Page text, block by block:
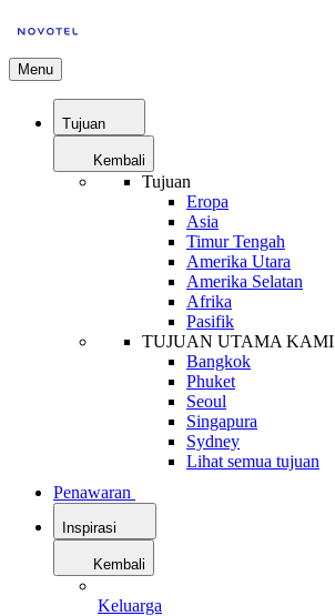
Menu
Tujuan
Kembali
Tujuan
Eropa
Asia
Timur Tengah
Amerika Utara
Amerika Selatan
Afrika
Pasifik
TUJUAN UTAMA KAMI
Bangkok
Phuket
Seoul
Singapura
Sydney
Lihat semua tujuan
Penawaran
Inspirasi
Kembali
Keluarga